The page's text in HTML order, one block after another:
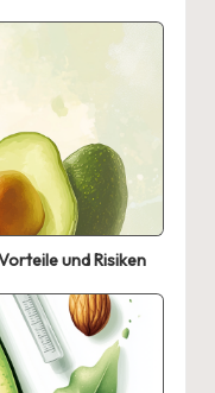
und Risiken